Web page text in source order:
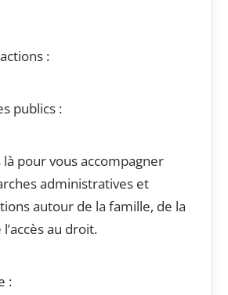
:
publics :
pour vous accompagner
administratives et
autour de la famille, de la
au droit.
: